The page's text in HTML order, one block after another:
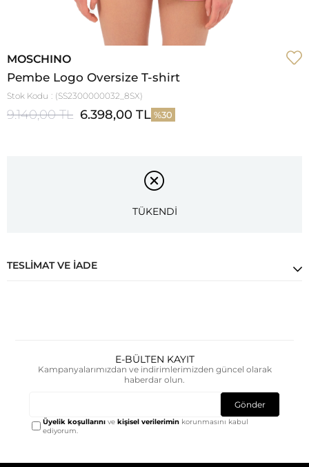
MOSCHINO
Pembe Logo Oversize T-shirt
Stok Kodu (SS2300000032_8SX)
9.140,00 TL 6.398,00 TL 30
TÜKENDİ
TESLIMAT VE İADE
E-BÜLTEN KAYIT
Kampanyalarımızdan ve indirimlerimizden güncel olarak
haberdar olun.
Gönder
Üyelik koşullarını vekişisel verilerimin korunmasını kabul
ediyorum.